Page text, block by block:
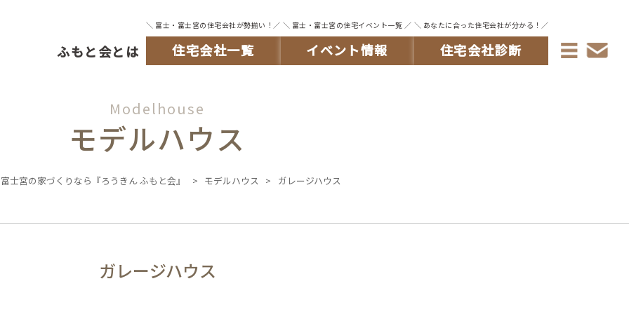
ふもと会とは
＼ 富士・富士宮の住宅会社が勢揃い！／
住宅会社一覧
＼ 富士・富士宮の住宅イベント一覧 ／
イベント情報
＼ あなたに合った住宅会社が分かる！／
住宅会社診断
Modelhouse
モデルハウス
士宮の家づくりなら『ろうきん ふもと会』 > モデルハウス > ガレージハウス
ガレージハウス